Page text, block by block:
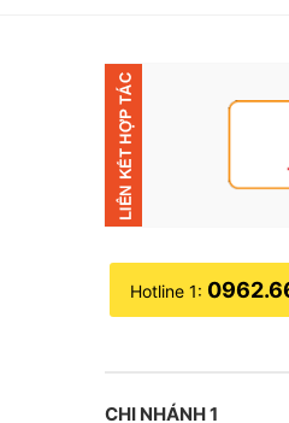
Hotline 1:
CHI NHÁNH 1